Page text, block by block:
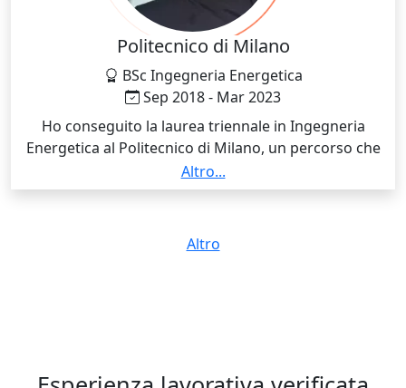
Politecnico di Milano
BSc Ingegneria Energetica
Sep 2018 - Mar 2023
Ho conseguito la laurea triennale in Ingegneria
Energetica al Politecnico di Milano, un percorso che
mi ha dato basi solide in matematica, fisica e materie
tecniche, oltre a un buon metodo di studio. Questa
espositiva e un approccio pratico ai problemi, qualità
che oggi applico nell’insegnamento durante le
Altro...
Altro